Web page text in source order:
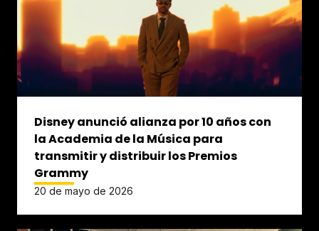
Disney anunció alianza por 10 años con
la Academia de la Música para
transmitir y distribuir los Premios
Grammy
20 de mayo de 2026